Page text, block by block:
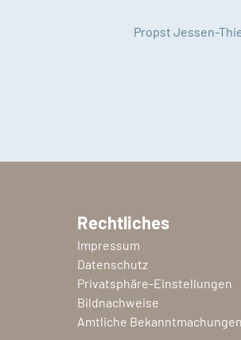
Propst Jessen-
Rechtliches
Impressum
Datenschutz
Privatsphäre-Einstellungen
Bildnachweise
Amtliche Bekanntmachungen